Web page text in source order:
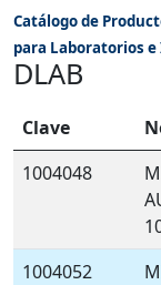
Catálogo de
para Laboratorios
DLAB
Clave
1004048
1004052